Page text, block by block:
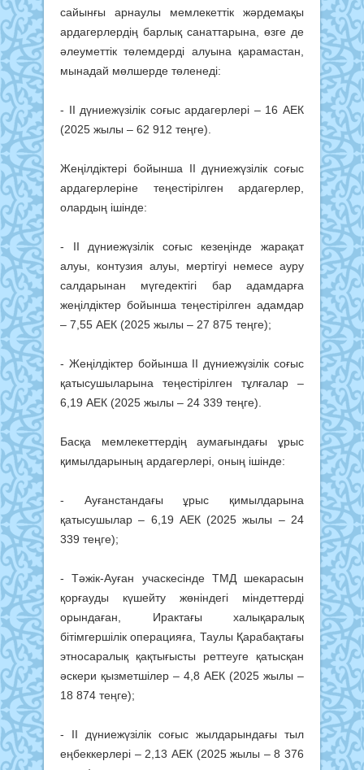
сайынғы арнаулы мемлекеттік жәрдемақы
ардагерлердің барлық санаттарына, өзге де
әлеуметтік төлемдерді алуына қарамастан,
мынадай мөлшерде төленеді:
- ІІ дүниежүзілік соғыс ардагерлері – 16 АЕК
(2025 жылы – 62 912 теңге).
Жеңілдіктері бойынша ІІ дүниежүзілік соғыс
ардагерлеріне теңестірілген ардагерлер,
олардың ішінде:
- ІІ дүниежүзілік соғыс кезеңінде жарақат
алуы, контузия алуы, мертігуі немесе ауру
салдарынан мүгедектігі бар адамдарға
жеңілдіктер бойынша теңестірілген адамдар
– 7,55 АЕК (2025 жылы – 27 875 теңге);
- Жеңілдіктер бойынша ІІ дүниежүзілік соғыс
қатысушыларына теңестірілген тұлғалар –
6,19 АЕК (2025 жылы – 24 339 теңге).
Басқа мемлекеттердің аумағындағы ұрыс
қимылдарының ардагерлері, оның ішінде:
- Ауғанстандағы ұрыс қимылдарына
қатысушылар – 6,19 АЕК (2025 жылы – 24
339 теңге);
- Тәжік-Ауған учаскесінде ТМД шекарасын
қорғауды күшейту жөніндегі міндеттерді
орындаған, Ирактағы халықаралық
бітімгершілік операцияға, Таулы Қарабақтағы
этносаралық қақтығысты реттеуге қатысқан
әскери қызметшілер – 4,8 АЕК (2025 жылы –
18 874 теңге);
- ІІ дүниежүзілік соғыс жылдарындағы тыл
еңбеккерлері – 2,13 АЕК (2025 жылы – 8 376